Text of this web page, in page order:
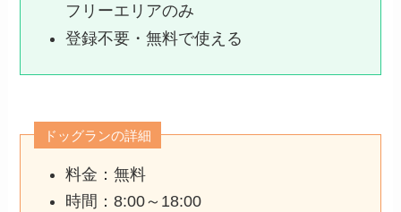
フリーエリアのみ
登録不要・無料で使える
ドッグランの詳細
料金：無料
時間：8:00～18:00